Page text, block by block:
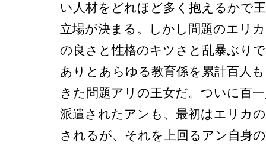
い人材をどれほど多く抱えるかで
立場が決まる。しかし問題のエリ
の良さと性格のキツさと乱暴ぶり
ありとあらゆる教育係を累計百人
きた問題アリの王女だ。ついに百
派遣されたアンも、最初はエリカ
されるが、それを上回るアン自身